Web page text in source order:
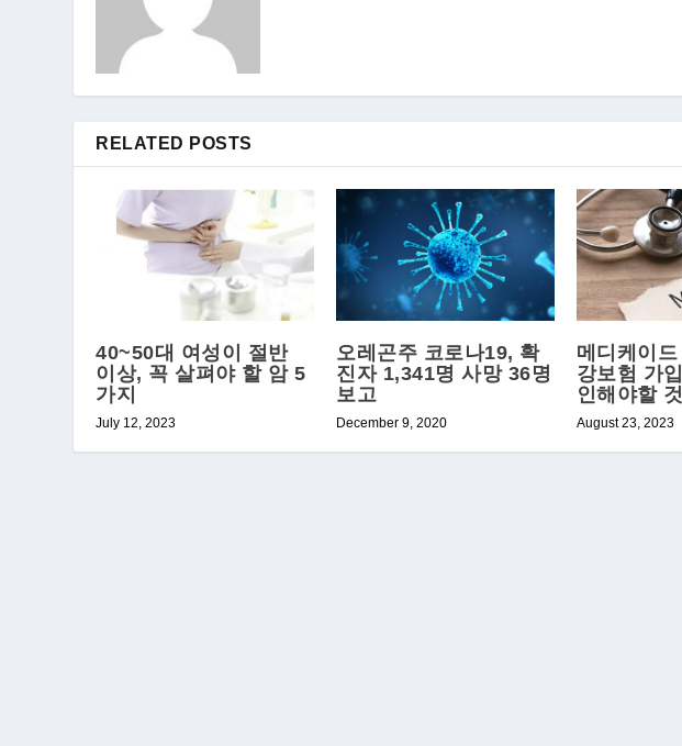
RELATED POSTS
40~50대 여성이 절반
이상, 꼭 살펴야 할 암 5
가지
July 12, 2023
오레곤주 코로나19, 확
진자 1,341명 사망 36명
보고
December 9, 2020
메디케이
강보험 가
인해야할
August 23, 2023